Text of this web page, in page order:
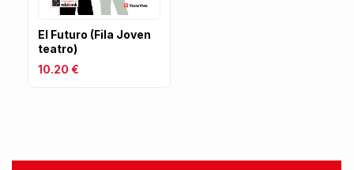
El Futuro (Fila Joven
teatro)
10.20 €